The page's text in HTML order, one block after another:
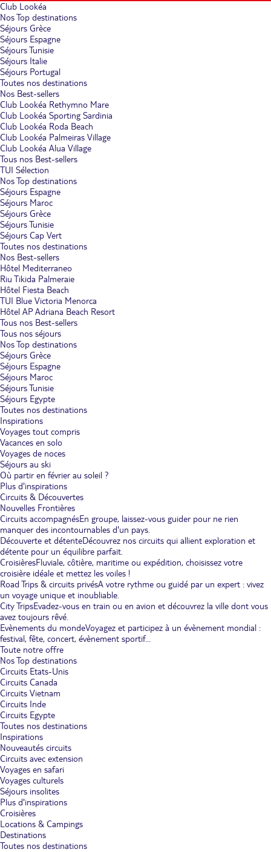
Club Lookéa
Nos Top destinations
Séjours Grèce
Séjours Espagne
Séjours Tunisie
Séjours Italie
Séjours Portugal
Toutes nos destinations
Nos Best-sellers
Club Lookéa Rethymno Mare
Club Lookéa Sporting Sardinia
Club Lookéa Roda Beach
Club Lookéa Palmeiras Village
Club Lookéa Alua Village
Tous nos Best-sellers
TUI Sélection
Nos Top destinations
Séjours Espagne
Séjours Maroc
Séjours Grèce
Séjours Tunisie
Séjours Cap Vert
Toutes nos destinations
Nos Best-sellers
Hôtel Mediterraneo
Riu Tikida Palmeraie
Hôtel Fiesta Beach
TUI Blue Victoria Menorca
Hôtel AP Adriana Beach Resort
Tous nos Best-sellers
Tous nos séjours
Nos Top destinations
Séjours Grèce
Séjours Espagne
Séjours Maroc
Séjours Tunisie
Séjours Egypte
Toutes nos destinations
Inspirations
Voyages tout compris
Vacances en solo
Voyages de noces
Séjours au ski
Où partir en février au soleil ?
Plus d'inspirations
Circuits & Découvertes
Nouvelles Frontières
Circuits accompagnésEn groupe, laissez-vous guider pour ne rien
manquer des incontournables d'un pays.
Découverte et détenteDécouvrez nos circuits qui allient exploration et
détente pour un équilibre parfait.
CroisièresFluviale, côtière, maritime ou expédition, choisissez votre
croisière idéale et mettez les voiles !
Road Trips & circuits privésA votre rythme ou guidé par un expert : vivez
un voyage unique et inoubliable.
City TripsEvadez-vous en train ou en avion et découvrez la ville dont vous
avez toujours rêvé.
Evènements du mondeVoyagez et participez à un évènement mondial :
festival, fête, concert, évènement sportif...
Toute notre offre
Nos Top destinations
Circuits Etats-Unis
Circuits Canada
Circuits Vietnam
Circuits Inde
Circuits Egypte
Toutes nos destinations
Inspirations
Nouveautés circuits
Circuits avec extension
Voyages en safari
Voyages culturels
Séjours insolites
Plus d'inspirations
Croisières
Locations & Campings
Destinations
Toutes nos destinations